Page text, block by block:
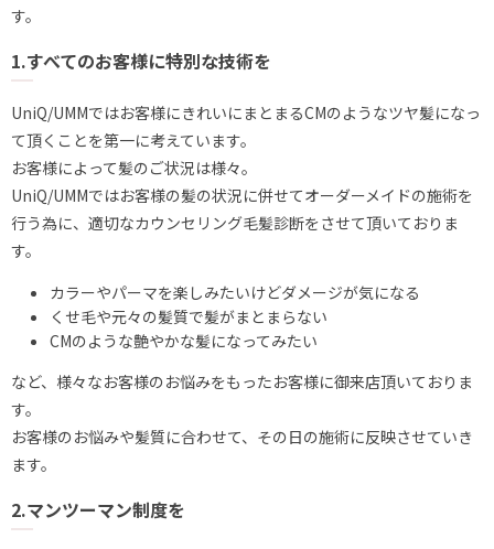
す。
1.すべてのお客様に特別な技術を
UniQ/UMMではお客様にきれいにまとまるCMのようなツヤ髪になっ
て頂くことを第一に考えています。
お客様によって髪のご状況は様々。
UniQ/UMMではお客様の髪の状況に併せてオーダーメイドの施術を
行う為に、適切なカウンセリング毛髪診断をさせて頂いておりま
す。
カラーやパーマを楽しみたいけどダメージが気になる
くせ毛や元々の髪質で髪がまとまらない
CMのような艶やかな髪になってみたい
など、様々なお客様のお悩みをもったお客様に御来店頂いておりま
す。
お客様のお悩みや髪質に合わせて、その日の施術に反映させていき
ます。
2.マンツーマン制度を